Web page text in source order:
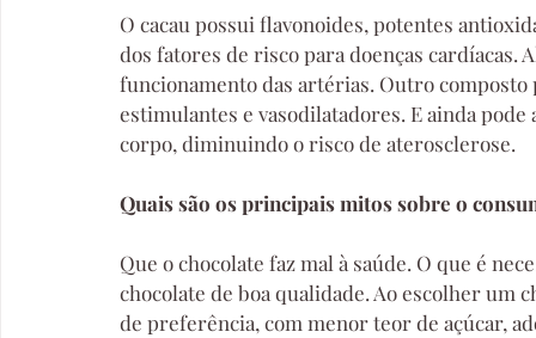
O cacau possui flavonoides, potentes
dos fatores de risco para doenças cardíacas.
funcionamento das artérias. Outro
estimulantes e vasodilatadores. E ainda
corpo, diminuindo o risco de aterosclerose.
Quais são os principais mitos sobre o
Que o chocolate faz mal à saúde. O que é
chocolate de boa qualidade. Ao escolher um
de preferência, com menor teor de açúcar,